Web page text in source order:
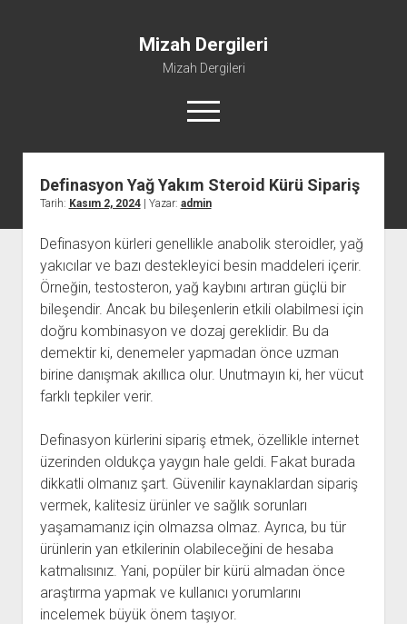
Mizah Dergileri
Mizah Dergileri
menüyü
aç
Definasyon Yağ Yakım Steroid Kürü Sipariş
Tarih: Kasım 2, 2024| Yazar: admin
Definasyon kürleri genellikle anabolik steroidler, yağ
yakıcılar ve bazı destekleyici besin maddeleri içerir.
Örneğin, testosteron, yağ kaybını artıran güçlü bir
bileşendir. Ancak bu bileşenlerin etkili olabilmesi için
doğru kombinasyon ve dozaj gereklidir. Bu da
demektir ki, denemeler yapmadan önce uzman
birine danışmak akıllıca olur. Unutmayın ki, her vücut
farklı tepkiler verir.
Definasyon kürlerini sipariş etmek, özellikle internet
üzerinden oldukça yaygın hale geldi. Fakat burada
dikkatli olmanız şart. Güvenilir kaynaklardan sipariş
vermek, kalitesiz ürünler ve sağlık sorunları
yaşamamanız için olmazsa olmaz. Ayrıca, bu tür
ürünlerin yan etkilerinin olabileceğini de hesaba
katmalısınız. Yani, popüler bir kürü almadan önce
araştırma yapmak ve kullanıcı yorumlarını
incelemek büyük önem taşıyor.